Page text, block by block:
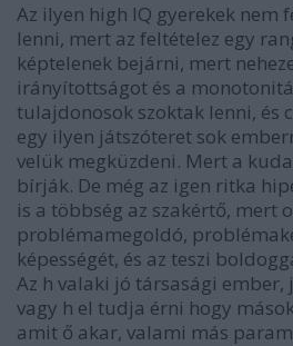
Az ilyen high IQ gyerekek nem
lenni, mert az feltételez egy
képtelenek bejárni, mert
irányítottságot és a
tulajdonosok szoktak lenni, és
egy ilyen játszóteret sok
velük megküzdeni. Mert a
bírják. De még az igen ritka
is a többség az szakértő, mert
problémamegoldó,
képességét, és az teszi
Az h valaki jó társasági
vagy h el tudja érni hogy
amit ő akar, valami más